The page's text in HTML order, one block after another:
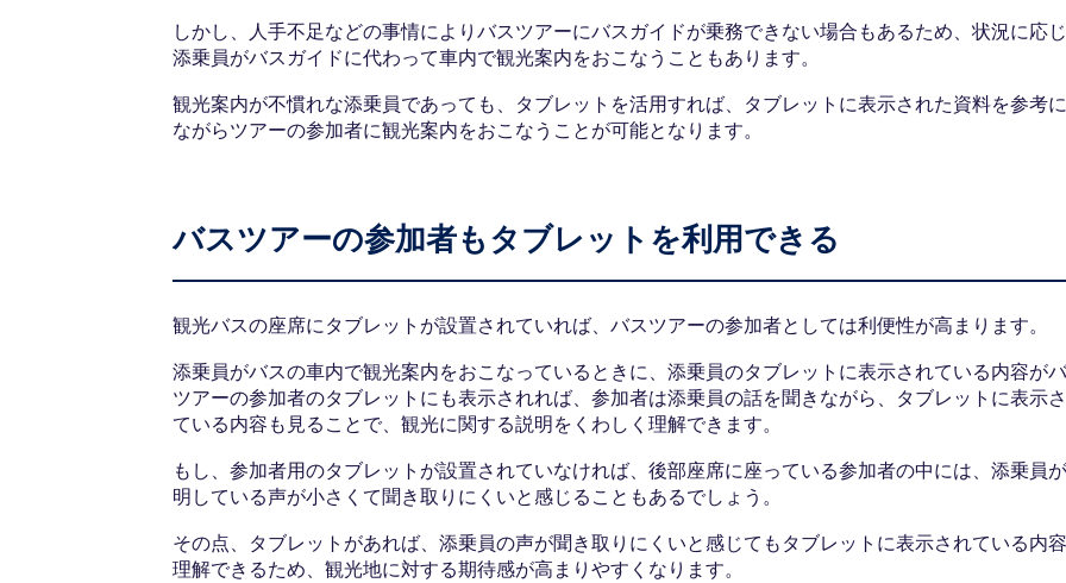
しかし、人手不足などの事情によりバスツアーにバスガイドが乗務できない場合もあるため、状況に応
添乗員がバスガイドに代わって車内で観光案内をおこなうこともあります。
観光案内が不慣れな添乗員であっても、タブレットを活用すれば、タブレットに表示された資料を参考
ながらツアーの参加者に観光案内をおこなうことが可能となります。
バスツアーの参加者もタブレットを利用できる
観光バスの座席にタブレットが設置されていれば、バスツアーの参加者としては利便性が高まります。
添乗員がバスの車内で観光案内をおこなっているときに、添乗員のタブレットに表示されている内容が
ツアーの参加者のタブレットにも表示されれば、参加者は添乗員の話を聞きながら、タブレットに表示
ている内容も見ることで、観光に関する説明をくわしく理解できます。
もし、参加者用のタブレットが設置されていなければ、後部座席に座っている参加者の中には、添乗員
明している声が小さくて聞き取りにくいと感じることもあるでしょう。
その点、タブレットがあれば、添乗員の声が聞き取りにくいと感じてもタブレットに表示されている内
理解できるため、観光地に対する期待感が高まりやすくなります。